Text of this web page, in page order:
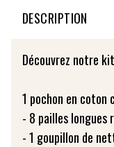
DESCRIPTION
Découvrez notre
1 pochon en coton
- 8 pailles longues
- 1 goupillon de